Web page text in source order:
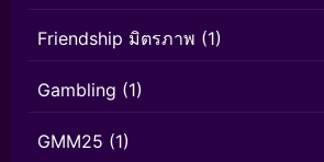
Friendship มิตรภาพ (1)
Gambling (1)
GMM25 (1)